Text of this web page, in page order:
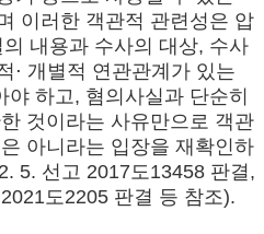
이러한 객관적 관련성은 압
내용과 수사의 대상, 수사
⋅ 개별적 연관관계가 있는
하고, 혐의사실과 단순히
것이라는 사유만으로 객관
아니라는 입장을 재확인하
5. 선고 2017도13458 판결,
도2205 판결 등 참조).